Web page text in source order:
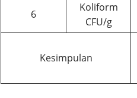
6
Koliform
CFU/g
Kesimpulan